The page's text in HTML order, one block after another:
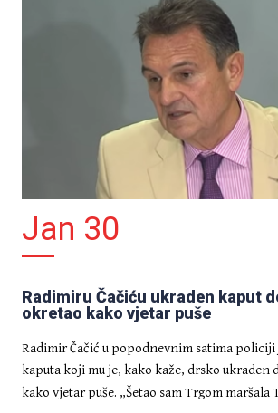
DELUXE
Najgori običaji na hrvatskim
svadbama: Od kuće do sale
Kenijska granična policija ulovila
tri Hrvata koji su ilegalno
pokušali ući u Keniju u potrazi za
Jan 30
Radimiru Čačiću ukraden kaput
okretao kako vjetar puše
Radimir Čačić u popodnevnim satima
kaputa koji mu je, kako kaže, drsko ukraden
kako vjetar puše. „Šetao sam Trgom